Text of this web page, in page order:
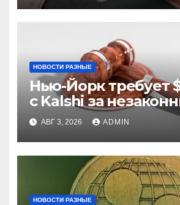
НОВОСТИ РАЗНЫЕ
Нью-Йорк требует
с Kalshi за
ставки
АВГ 3, 2026 ADMIN
НОВОСТИ РАЗНЫЕ